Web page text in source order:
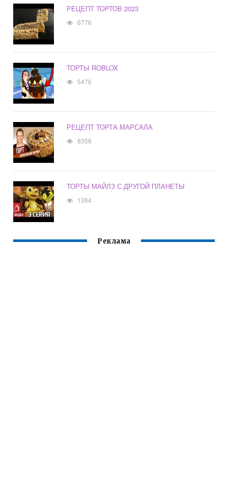
РЕЦЕПТ ТОРТОВ 2023
6776
ТОРТЫ ROBLOX
5476
РЕЦЕПТ ТОРТА МАРСАЛА
8358
ТОРТЫ МАЙЛЗ С ДРУГОЙ ПЛАНЕТЫ
1384
Реклама